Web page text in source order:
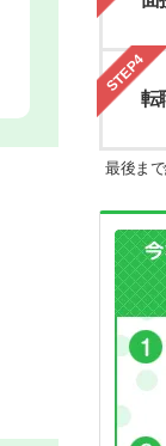
STEP4
転
最後ま